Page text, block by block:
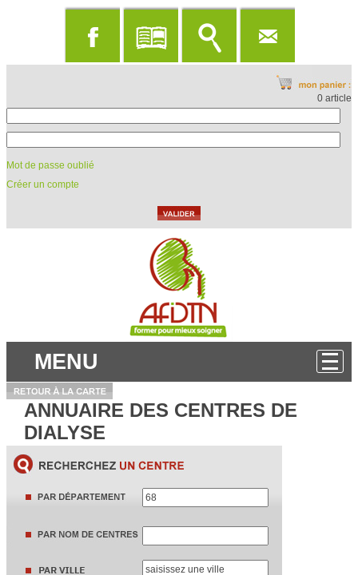
0 article
Mot de passe oublié
Créer un compte
MENU
ANNUAIRE DES CENTRES DE
DIALYSE